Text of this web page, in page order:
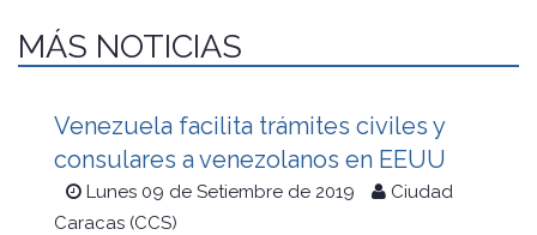
MÁS NOTICIAS
Venezuela facilita trámites civiles y
consulares a venezolanos en EEUU
Lunes 09 de Setiembre de 2019
Ciudad
Caracas (CCS)